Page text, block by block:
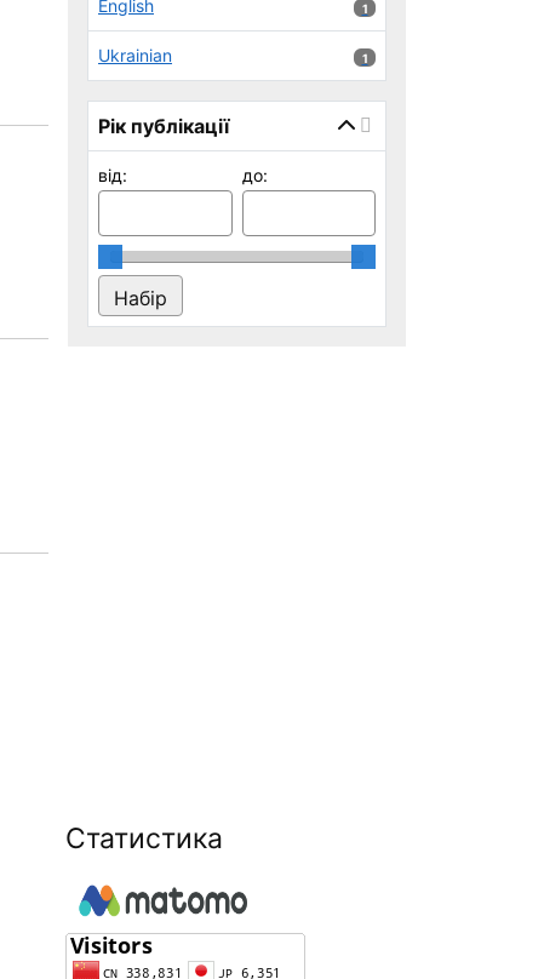
English 1 результатів
1
Ukrainian 1 результатів
1
Рік публікації
від: до:
Статистика